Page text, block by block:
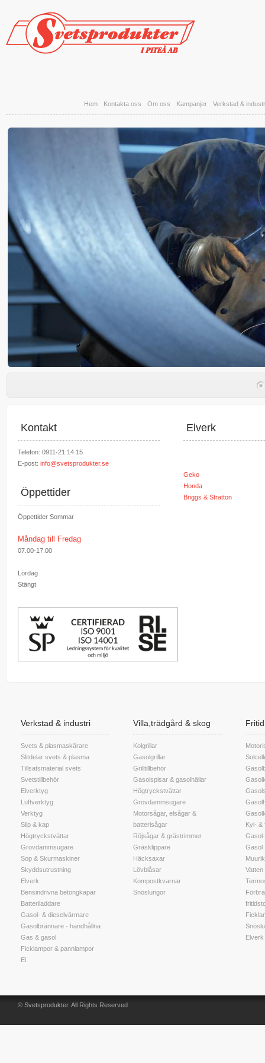
Hem Kontakta oss Om oss Kampanjer Verkstad &
Kontakt
Telefon: 0911-21 14 15
E-post: info@svetsprodukter.se
Öppettider
Öppettider Sommar
Måndag till Fredag
07.00-17.00
Lördag
Stängt
Elverk
Geko
Honda
Briggs & Stratton
Verkstad & industri
Svets & plasmaskärare
Slitdelar svets & plasma
Tillsatsmaterial svets
Svetstillbehör
Elverktyg
Luftverktyg
Verktyg
Slip & kap
Högtryckstvättar
Grovdammsugare
Sop & Skurmaskiner
Skyddsutrustning
Elverk
Bensindrivna betongkapar
Batteriladdare
Gasol- & dieselvärmare
Gasolbrännare - handhållna
Gas & gasol
Ficklampor & pannlampor
El
Villa,trädgård & skog
Kolgrillar
Gasolgrillar
Grilltillbehör
Gasolspisar & gasolhällar
Högtryckstvättar
Grovdammsugare
Motorsågar, elsågar &
batterisågar
Röjsågar & grästrimmer
Gräsklippare
Häcksaxar
Lövblåsar
Kompostkvarnar
Snöslungor
Kyl- &
Gasol
Vatten
Elverk
© Svetsprodukter. All Rights Reserved